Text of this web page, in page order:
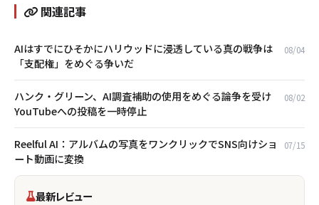
関連記事
AIはすでにひそかにハリウッドに浸透している――真の戦争は
「支配権」をめぐる争いだ
08/04
ハンク・グリーン、AI調査補助の使用をめぐる論争を受け
YouTubeへの投稿を一時停止
08/02
Reelful AI：アルバムの写真をワンクリックでSNS向けショ
ート動画に変換
07/15
最新レビュー